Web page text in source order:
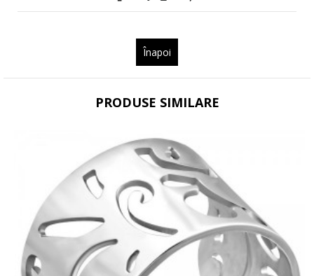
Înapoi
PRODUSE SIMILARE